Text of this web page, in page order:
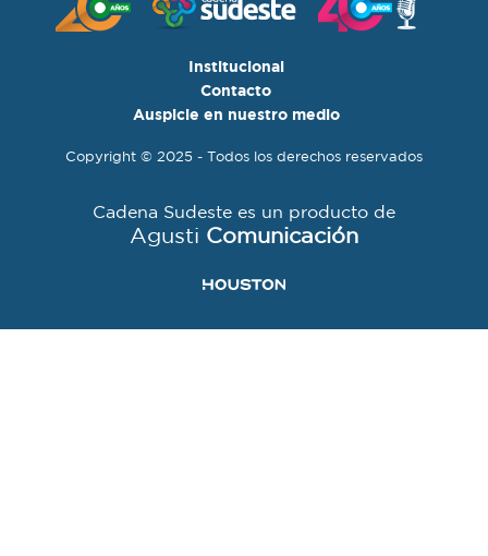
Institucional
Contacto
Auspicie en nuestro medio
Copyright © 2025 - Todos los derechos reservados
Cadena Sudeste es un producto de
Agusti Comunicación